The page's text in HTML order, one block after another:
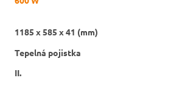
1185 x 585 x 41 (mm)
Tepelná pojistka
II.